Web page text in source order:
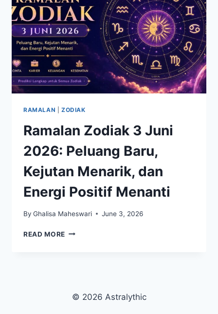
RAMAI,
ADA
SCORPIO
RAMALAN ZODIAK
Ramalan Zodiak 3 Juni
2026: Peluang Baru,
Kejutan Menarik, dan
Energi Positif Menanti
By Ghalisa Maheswari June 3, 2026
READ MORE RAMALAN
BARU,
KEJUTAN
© 2026 Astralythic